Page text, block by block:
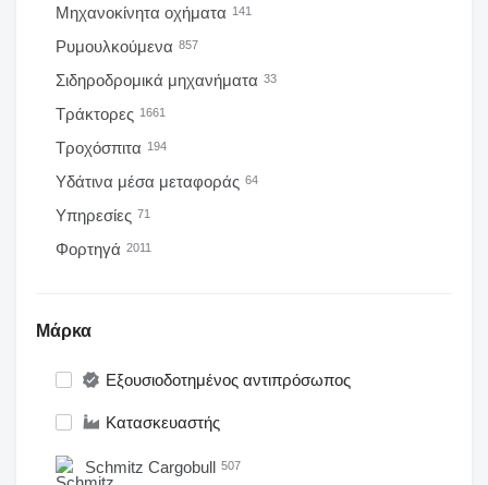
Μηχανοκίνητα οχήματα 141
Ρυμουλκούμενα 857
Σιδηροδρομικά μηχανήματα 33
Τράκτορες 1661
Τροχόσπιτα 194
Υδάτινα μέσα μεταφοράς 64
Υπηρεσίες 71
Φορτηγά 2011
Μάρκα
Εξουσιοδοτημένος αντιπρόσωπος
Κατασκευαστής
Schmitz Cargobull 507